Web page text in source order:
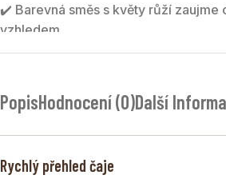
✔️ Barevná směs s květy růží zaujme
vzhledem
✔️ Výborně chutná teplý i jako jemný
jahodami, květy růží a barevnými
PopisHodnocení (0)Další
Rychlý přehled čaje